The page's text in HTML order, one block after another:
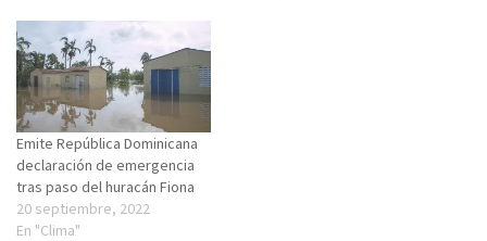
Emite República Dominicana
declaración de emergencia
tras paso del huracán Fiona
20 septiembre, 2022
En "Clima"